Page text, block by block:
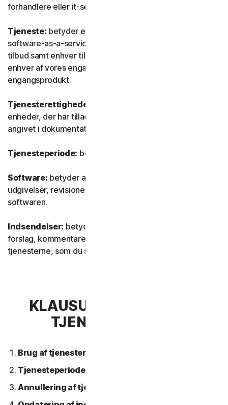
forhandlere eller it-serviceudbydere.
Tjeneste: betyder ethvert af vores tjeneste- eller
software-as-a-service (SaaS) abonnementsbaserede
tilbud samt enhver tilknyttet funktion eller tjeneste samt
enhver af vores engangstjenester eller ethvert
engangsprodukt.
Tjenesterettigheder:
enheder, der har tilladelse til at bruge softwaren, som
angivet i dokumentationen.
Tjenesteperiode: betyder tjenestens varighed.
Software: betyder al vores software, inklusive
udgivelser, revisioner, opdateringer eller forbedringer af
softwaren.
Indsendelser: betyder al feedback, alle anmeldelser,
forslag, kommentarer eller ideer vedrørende
tjenesterne, som du sender til os.
KLAUSUL 2 – GENERELLE
TJENESTEVILKÅR
Brug af tjenesterne.
Tjenesteperiode.
Annullering af tjeneste.